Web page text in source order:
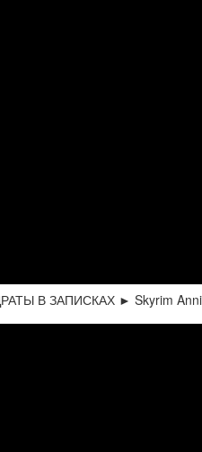
В ЗАПИСКАХ ► Skyrim